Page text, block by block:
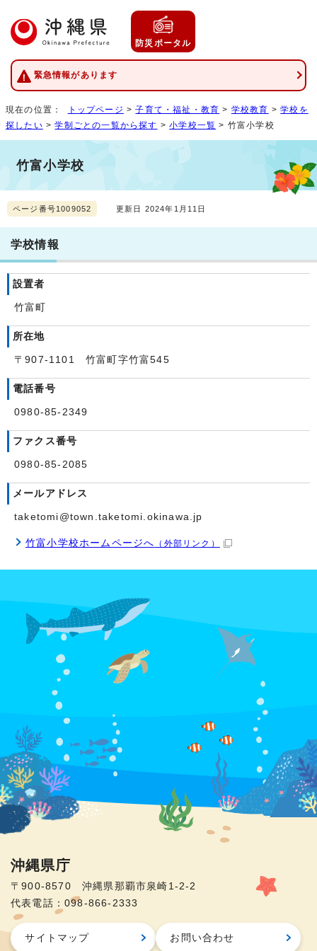
防災ポータル
緊急情報があります
現在の位置： トップページ >子育て・福祉・教育 > 学校教育 >学校を
探したい >学制ごとの一覧から探す >小学校一覧 > 竹富小学校
竹富小学校
ページ番号1009052 更新日 2024年1月11日
学校情報
設置者
竹富町
所在地
〒907-1101 竹富町字竹富545
電話番号
0980-85-2349
ファクス番号
0980-85-2085
メールアドレス
taketomi@town.taketomi.okinawa.jp
竹富小学校ホームページへ （外部リンク）
沖縄県庁
〒900-8570 沖縄県那覇市泉崎1-2-2
代表電話：098-866-2333
サイトマップ お問い合わせ